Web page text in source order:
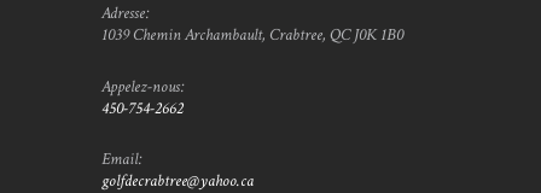
Adresse:
1039 Chemin Archambault, Crabtree, QC J0K 1B0
Appelez-nous:
450-754-2662
Email:
golfdecrabtree@yahoo.ca